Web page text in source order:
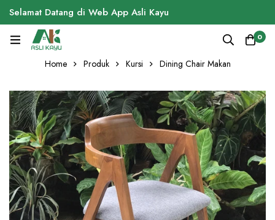
Selamat Datang di Web App Asli Kayu
0
Home Produk Kursi Dining Chair Makan